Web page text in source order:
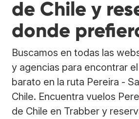
de Chile y
donde
Buscamos en todas las
y agencias para encontrar
barato en la ruta Pereira -
Chile. Encuentra vuelos
de Chile en Trabber y